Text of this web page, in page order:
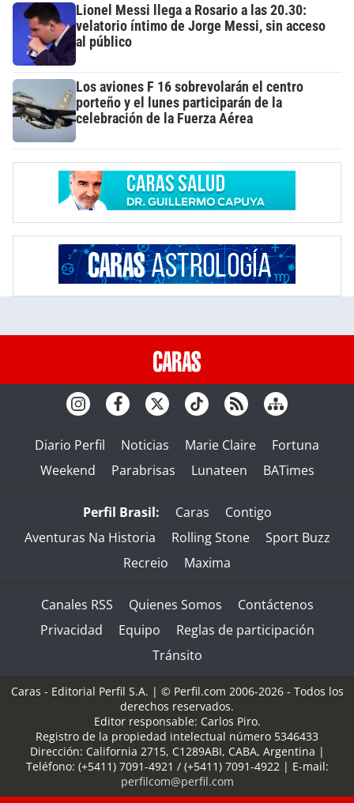
Lionel Messi llega a Rosario a las 20.30:
velatorio íntimo de Jorge Messi, sin acceso
al público
Los aviones F 16 sobrevolarán el centro
porteño y el lunes participarán de la
celebración de la Fuerza Aérea
Diario Perfil Noticias Marie Claire
Fortuna
Weekend
Parabrisas Lunateen BATimes
Perfil Brasil: Caras
Contigo
Aventuras Na Historia
Rolling Stone
Sport Buzz
Recreio
Maxima
Canales RSS Quienes Somos
Contáctenos
Privacidad
Equipo
Reglas de participación
Tránsito
Caras - Editorial Perfil S.A. | © Perfil.com 2006-2026 - Todos los
derechos reservados.
Editor responsable: Carlos Piro.
Registro de la propiedad intelectual número 5346433
Dirección: California 2715, C1289ABI, CABA, Argentina |
Teléfono: (+5411) 7091-4921 / (+5411) 7091-4922| E-mail:
perfilcom@perfil.com